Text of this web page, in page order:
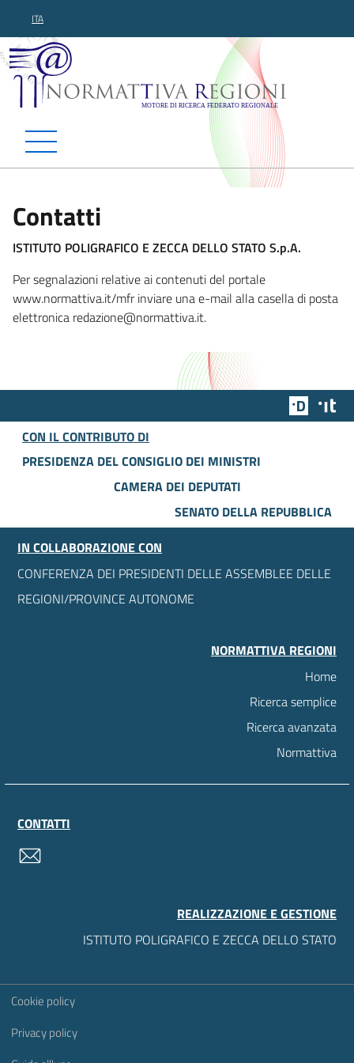
ITA
Normattiva Regioni -
Contatti
ISTITUTO POLIGRAFICO E ZECCA DELLO STATO S.p.A.
Per segnalazioni relative ai contenuti del portale
www.normattiva.it/mfr inviare una e-mail alla casella di posta
elettronica redazione@normattiva.it.
Team
CON IL CONTRIBUTO DI
PRESIDENZA DEL CONSIGLIO DEI MINISTRI
CAMERA DEI DEPUTATI
SENATO DELLA REPUBBLICA
IN COLLABORAZIONE CON
CONFERENZA DEI PRESIDENTI DELLE ASSEMBLEE DELLE
REGIONI/PROVINCE AUTONOME
NORMATTIVA REGIONI
Home
Ricerca semplice
Ricerca avanzata
Normattiva
CONTATTI
REALIZZAZIONE E GESTIONE
ISTITUTO POLIGRAFICO E ZECCA DELLO STATO
Sezione Link Utili
Cookie policy
Privacy policy